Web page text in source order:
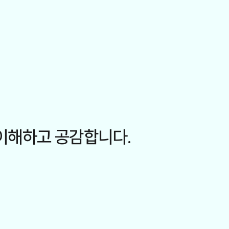
하고 공감합니다.